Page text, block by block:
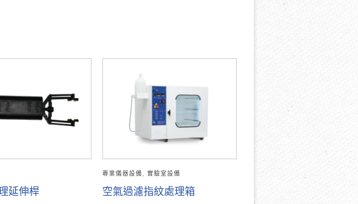
延伸桿
專業儀器設備 實驗室設備
空氣過濾指紋處理箱